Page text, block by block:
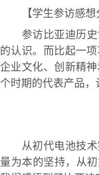
【学生参访感
参访比亚迪历
的认识。而比起一
企业文化、创新精
个时期的代表产品
从初代电池技
量为本的坚持，从